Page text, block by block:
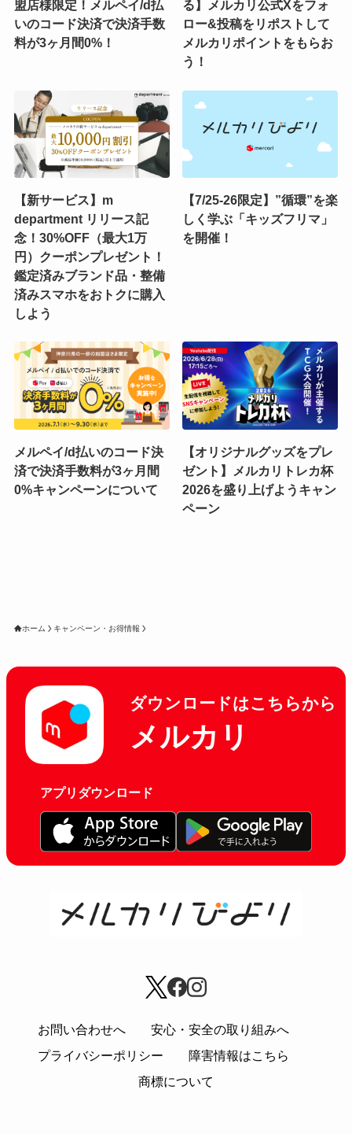
盟店様限定！メルペイ/d払
いのコード決済で決済手数
料が3ヶ月間0%！
る】メルカリ公式Xをフォ
ロー&投稿をリポストして
メルカリポイントをもらお
う！
【新サービス】m
department リリース記
念！30%OFF（最大1万
円）クーポンプレゼント！
鑑定済みブランド品・整備
済みスマホをおトクに購入
しよう
【7/25-26限定】”循環”を楽
しく学ぶ「キッズフリマ」
を開催！
メルペイ/d払いのコード決
済で決済手数料が3ヶ月間
0%キャンペーンについて
【オリジナルグッズをプレ
ゼント】メルカリトレカ杯
2026を盛り上げようキャン
ペーン
ホーム キャンペーン・お得情報
ダウンロードはこちらから
メルカリ
アプリダウンロード
お問い合わせへ
安心・安全の取り組みへ
プライバシーポリシー
障害情報はこちら
商標について